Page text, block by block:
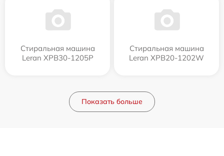
Стиральная машина
Leran XPB30-1205P
Стиральная машина
Leran XPB20-1202W
Показать больше